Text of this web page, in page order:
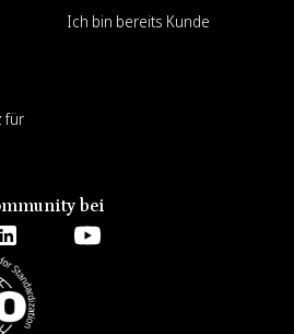
für
Ich bin bereits Kunde
bei